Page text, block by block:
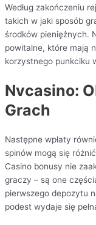
Według zakończeniu
takich w jaki sposób
środków pieniężnych.
powitalne, które mają
korzystnego punkciku
Nvcasino:
Grach
Następne wpłaty
spinów mogą się
Casino bonusy nie
graczy – są one
pierwszego depozytu
podest wydaje się